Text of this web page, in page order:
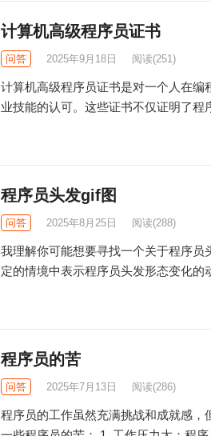
计算机高级程序员证书
问答 2025年9月18日 阅读(251)
计算机高级程序员证书是对一个人在
业技能的认可。这些证书不仅证明了程
程序员头发gif图
问答 2025年8月25日 阅读(288)
我理解你可能想要寻找一个关于程序
定的情境中表示程序员头发形态变化的
程序员的苦
问答 2025年7月13日 阅读(286)
程序员的工作虽然充满挑战和成就感，